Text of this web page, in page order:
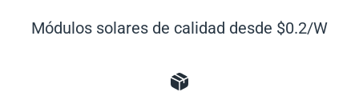
Módulos solares de calidad desde $0.2/W